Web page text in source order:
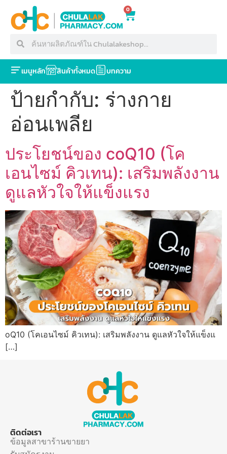
0
เมนูหลัก สินค้าทั้งหมด บทความ
ป้ายกำกับ: ร่างกาย
อ่อนเพลีย
ประโยชน์ของ coQ10 (โค
เอนไซม์ คิวเทน): เสริมพลังงาน
ดูแลหัวใจให้แข็งแรง
oQ10 (โคเอนไซม์ คิวเทน): เสริมพลังงาน ดูแลหัวใจให้แข็งแ
[…]
ติดต่อเรา
ข้อมูลสาขาร้านขายยา